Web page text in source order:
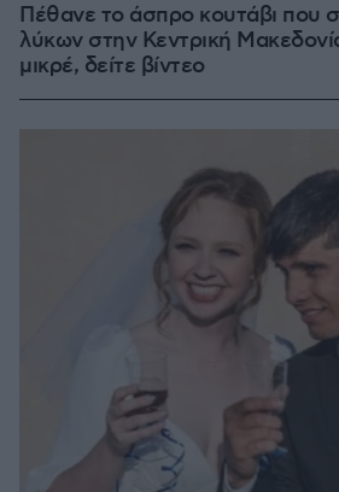
Πέθανε το άσπρο κουτάβι που
λύκων στην Κεντρική
μικρέ, δείτε βίντεο